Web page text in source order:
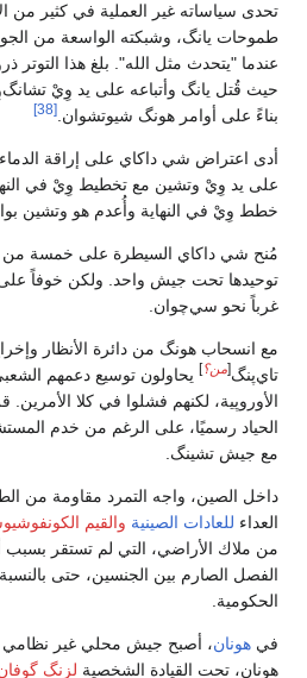
تحدى سياساته غير العملية في كثير من
طموحات يانگ، وشبكته الواسعة من
عندما "يتحدث مثل الله". بلغ هذا التوتر
حيث قُتل يانگ وأتباعه على يد وِيْ
بناءً على أوامر هونگ شيوتشوان. [38]
أدى اعتراض شي داكاي على إراقة
على يد وِيْ وتشين مع تخطيط وِيْ في
خطط وِيْ في النهاية وأُعدم هو وتشين
مُنح شي داكاي السيطرة على خمسة من
توحيدها تحت جيش واحد. ولكن خوفاً على
غرباً نحو سي‌چوان.
مع انسحاب هونگ من دائرة الأنظار
تاي‌پنگ[من؟] يحاولون توسيع دعمهم
الأوروپية، لكنهم فشلوا في كلا الأمرين.
الحياد رسميًا، على الرغم من خدم
مع جيش تشينگ.
داخل الصين، واجه التمرد مقاومة من
العداء للعادات الصينية والقيم
من ملاك الأراضي، التي لم تستقر بسبب
الفصل الصارم بين الجنسين، حتى
الحكومية.
في هونان، أصبح جيش محلي غير
هونان، تحت القيادة الشخصية لزنگ